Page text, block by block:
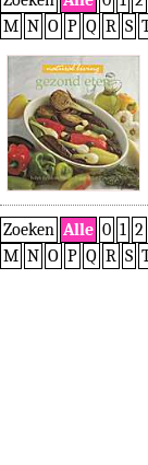
M N O P Q R S
Zoeken Alle 0 1 2
M N O P Q R S